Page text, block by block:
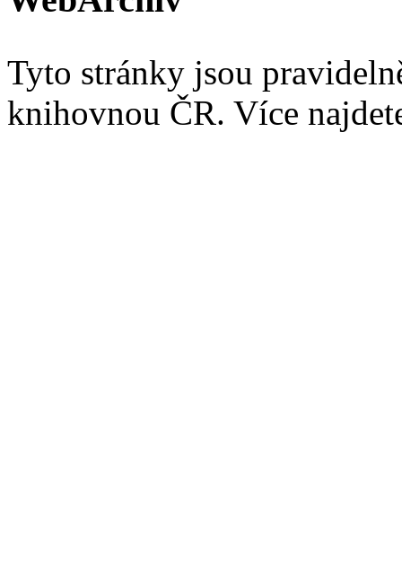
Tyto stránky jsou
knihovnou ČR. Více